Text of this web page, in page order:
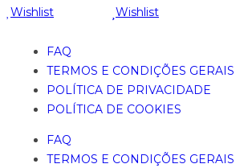
Wishlist
Wishlist
FAQ
TERMOS E CONDIÇÕES GERAIS
POLÍTICA DE PRIVACIDADE
POLÍTICA DE COOKIES
FAQ
TERMOS E CONDIÇÕES GERAIS